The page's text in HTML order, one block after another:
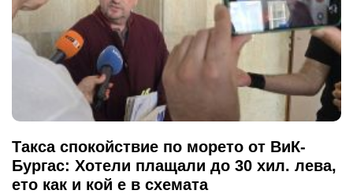
Такса спокойствие по морето от ВиК-
Бургас: Хотели плащали до 30 хил. лева,
ето как и кой е в схемата